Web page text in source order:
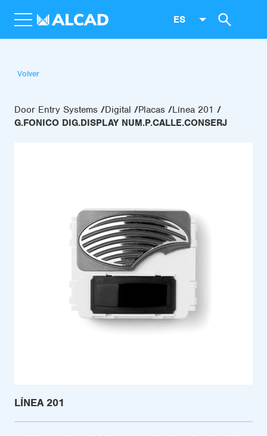
ES
Volver
Door Entry Systems Digital Placas
Línea 201
G.FONICO DIG.DISPLAY NUM.P.CALLE.CONSERJ
LÍNEA 201